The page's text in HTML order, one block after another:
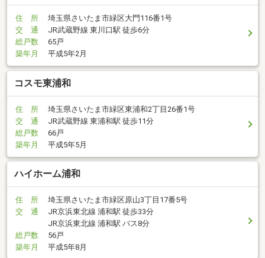
住 所
埼玉県さいたま市緑区大門116番1号
交 通
JR武蔵野線 東川口駅 徒歩6分
総戸数
65戸
築年月
平成5年2月
コスモ東浦和
住 所
埼玉県さいたま市緑区東浦和2丁目26番1号
交 通
JR武蔵野線 東浦和駅 徒歩11分
総戸数
66戸
築年月
平成5年5月
ハイホーム浦和
住 所
埼玉県さいたま市緑区原山3丁目17番5号
交 通
JR京浜東北線 浦和駅 徒歩33分
JR京浜東北線 浦和駅 バス8分
総戸数
56戸
築年月
平成5年8月